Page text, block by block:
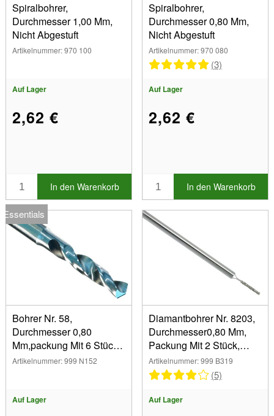
Spiralbohrer,
Durchmesser 1,00 Mm,
Nicht Abgestuft
Artikelnummer: 970 100
Auf Lager
2,62 €
In den Warenkorb
Spiralbohrer,
Durchmesser 0,80 Mm,
Nicht Abgestuft
Artikelnummer: 970 080
(3)
Auf Lager
2,62 €
In den Warenkorb
Essentials
Bohrer Nr. 58,
Durchmesser 0,80
Mm,packung Mit 6 Stück,
Super Q
Artikelnummer: 999 N152
Auf Lager
Diamantbohrer Nr. 8203,
Durchmesser0,80 Mm,
Packung Mit 2 Stück,
Busc H
Artikelnummer: 999 B319
(5)
Auf Lager